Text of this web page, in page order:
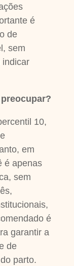
é
de
sem
indicar
10,
em
é apenas
sem
é
garantir a
de
parto.